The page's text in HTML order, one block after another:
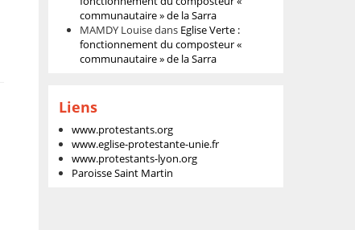
communautaire » de la Sarra
MAMDY Louisedans Eglise Verte :
fonctionnement du composteur «
communautaire » de la Sarra
Liens
www.protestants.org
www.eglise-protestante-unie.fr
www.protestants-lyon.org
Paroisse Saint Martin